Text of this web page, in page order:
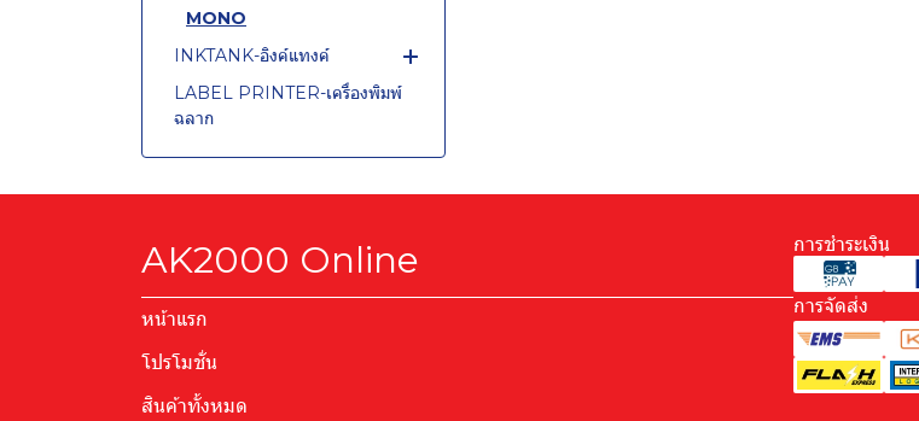
LABEL TAPE-เทปพิมพ์ฉลาก
6 mm.
9 mm.
12 mm.
18 mm.
36 mm.
MONO
INKTANK-อิงค์แทงค์
COLOR
MONO
LABEL PRINTER-เครื่องพิมพ์
ฉลาก
PAPER SHREDDER-เครื่อง
MONITOR
21.5
23.8
19.5
UPS
AK2000 Online
หน้าแรก
โปรโมชั่น
สินค้าทั้งหมด
การชำระเงิน
การจัดส่ง